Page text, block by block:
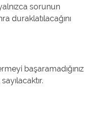
sorunun
duraklatılacağını
başaramadığınız